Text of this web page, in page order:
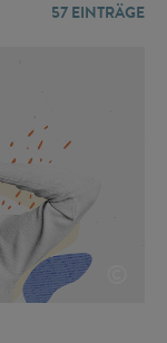
57 EINTRÄGE